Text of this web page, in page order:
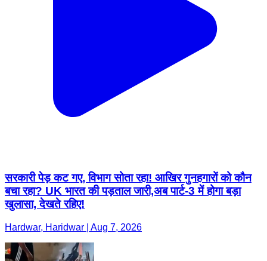
सरकारी पेड़ कट गए, विभाग सोता रहा! आखिर गुनहगारों को कौन
बचा रहा? UK भारत की पड़ताल जारी,अब पार्ट-3 में होगा बड़ा
खुलासा, देखते रहिए!
Hardwar, Haridwar | Aug 7, 2026